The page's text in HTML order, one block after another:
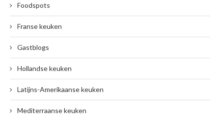
Foodspots
Franse keuken
Gastblogs
Hollandse keuken
Latijns-Amerikaanse keuken
Mediterraanse keuken